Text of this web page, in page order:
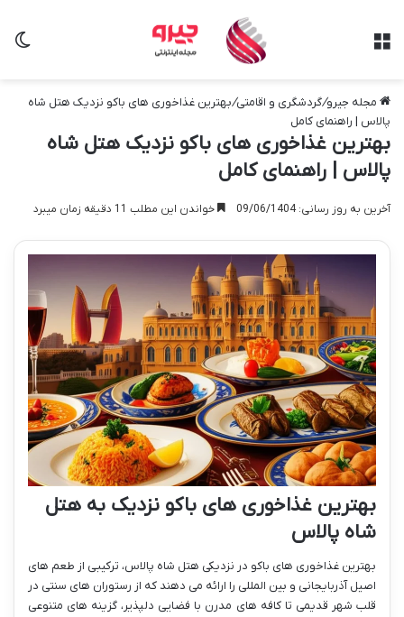
مجله جیرو/گردشگری و اقامتی/بهترین غذاخوری های باکو نزدیک هتل شاه
پالاس | راهنمای کامل
بهترین غذاخوری های باکو نزدیک هتل شاه
پالاس | راهنمای کامل
آخرین به روز رسانی: 09/06/1404 خواندن این مطلب 11 دقیقه زمان میبرد
بهترین غذاخوری های باکو نزدیک به هتل
شاه پالاس
بهترین غذاخوری های باکو در نزدیکی هتل شاه پالاس، ترکیبی از طعم های
اصیل آذربایجانی و بین المللی را ارائه می دهند که از رستوران های سنتی در
قلب شهر قدیمی تا کافه های مدرن با فضایی دلپذیر، گزینه های متنوعی